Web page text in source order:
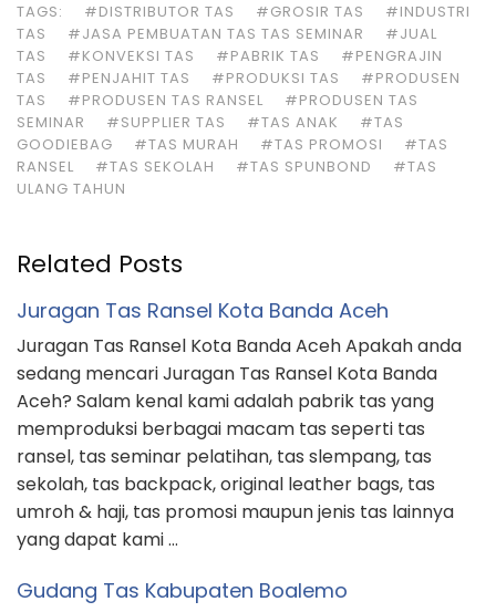
TAGS: #DISTRIBUTOR TAS #GROSIR TAS
#INDUSTRI
TAS
#JASA PEMBUATAN TAS TAS SEMINAR
#JUAL
TAS
#KONVEKSI TAS #PABRIK TAS
#PENGRAJIN
TAS
#PENJAHIT TAS #PRODUKSI TAS
#PRODUSEN
TAS
#PRODUSEN TAS RANSEL
#PRODUSEN TAS
SEMINAR
#SUPPLIER TAS #TAS ANAK
#TAS
GOODIEBAG
#TAS MURAH #TAS PROMOSI
#TAS
RANSEL
#TAS SEKOLAH #TAS SPUNBOND
#TAS
ULANG TAHUN
Related Posts
Juragan Tas Ransel Kota Banda Aceh
Juragan Tas Ransel Kota Banda Aceh Apakah anda
sedang mencari Juragan Tas Ransel Kota Banda
Aceh? Salam kenal kami adalah pabrik tas yang
memproduksi berbagai macam tas seperti tas
ransel, tas seminar pelatihan, tas slempang, tas
sekolah, tas backpack, original leather bags, tas
umroh & haji, tas promosi maupun jenis tas lainnya
yang dapat kami …
Gudang Tas Kabupaten Boalemo